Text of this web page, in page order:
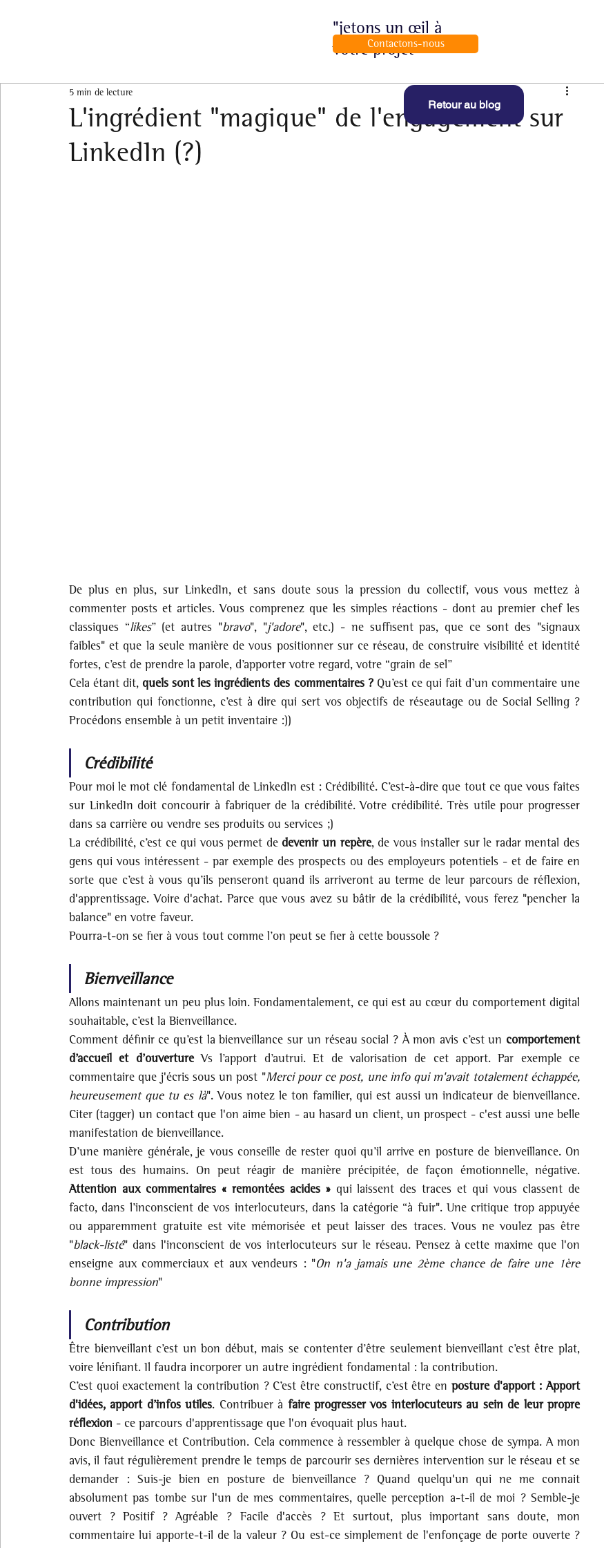
"jetons un œil à
votre projet"
Contactons-nous
L'ingrédient "magique"​ de l'engagement sur
LinkedIn (?)
5 min de lecture
De plus en plus, sur LinkedIn, et sans doute sous la pression du collectif, vous vous mettez à
commenter posts et articles. Vous comprenez que les simples réactions - dont au premier chef les
classiques “likes” (et autres "bravo", "j'adore", etc.) - ne suffisent pas, que ce sont des "signaux
faibles" et que la seule manière de vous positionner sur ce réseau, de construire visibilité et identité
fortes, c’est de prendre la parole, d’apporter votre regard, votre “grain de sel”
Cela étant dit, quels sont les ingrédients des commentaires ? Qu’est ce qui fait d’un commentaire une
contribution qui fonctionne, c’est à dire qui sert vos objectifs de réseautage ou de Social Selling ?
Procédons ensemble à un petit inventaire :))
Crédibilité
Pour moi le mot clé fondamental de LinkedIn est : Crédibilité. C’est-à-dire que tout ce que vous faites
sur LinkedIn doit concourir à fabriquer de la crédibilité. Votre crédibilité. Très utile pour progresser
dans sa carrière ou vendre ses produits ou services ;)
La crédibilité, c’est ce qui vous permet de devenir un repère, de vous installer sur le radar mental des
gens qui vous intéressent - par exemple des prospects ou des employeurs potentiels - et de faire en
sorte que c’est à vous qu’ils penseront quand ils arriveront au terme de leur parcours de réflexion,
d'apprentissage. Voire d'achat. Parce que vous avez su bâtir de la crédibilité, vous ferez "pencher la
balance" en votre faveur.
Pourra-t-on se fier à vous tout comme l’on peut se fier à cette boussole ?
Bienveillance
Allons maintenant un peu plus loin. Fondamentalement, ce qui est au cœur du comportement digital
souhaitable, c’est la Bienveillance.
Comment définir ce qu’est la bienveillance sur un réseau social ? À mon avis c’est un comportement
d’accueil et d’ouverture Vs l’apport d’autrui. Et de valorisation de cet apport. Par exemple ce
commentaire que j'écris sous un post "Merci pour ce post, une info qui m'avait totalement échappée,
heureusement que tu es là". Vous notez le ton familier, qui est aussi un indicateur de bienveillance.
Citer (tagger) un contact que l'on aime bien - au hasard un client, un prospect - c'est aussi une belle
manifestation de bienveillance.
D’une manière générale, je vous conseille de rester quoi qu’il arrive en posture de bienveillance. On
Attention aux commentaires « remontées acides » qui laissent des traces et qui vous classent de
facto, dans l’inconscient de vos interlocuteurs, dans la catégorie “à fuir". Une critique trop appuyée
ou apparemment gratuite est vite mémorisée et peut laisser des traces. Vous ne voulez pas être
"black-listé" dans l'inconscient de vos interlocuteurs sur le réseau. Pensez à cette maxime que l'on
enseigne aux commerciaux et aux vendeurs : "On n'a jamais une 2ème chance de faire une 1ère
bonne impression"
Contribution
Être bienveillant c’est un bon début, mais se contenter d’être seulement bienveillant c’est être plat,
voire lénifiant. Il faudra incorporer un autre ingrédient fondamental : la contribution.
C’est quoi exactement la contribution ? C’est être constructif, c’est être en posture d'apport : Apport
d'idées, apport d’infos utiles. Contribuer à faire progresser vos interlocuteurs au sein de leur propre
réflexion - ce parcours d'apprentissage que l'on évoquait plus haut.
Donc Bienveillance et Contribution. Cela commence à ressembler à quelque chose de sympa. A mon
avis, il faut régulièrement prendre le temps de parcourir ses dernières intervention sur le réseau et se
demander : Suis-je bien en posture de bienveillance ? Quand quelqu'un qui ne me connait
absolument pas tombe sur l'un de mes commentaires, quelle perception a-t-il de moi ? Semble-je
ouvert ? Positif ? Agréable ? Facile d'accès ? Et surtout, plus important sans doute, mon
commentaire lui apporte-t-il de la valeur ? Ou est-ce simplement de l'enfonçage de porte ouverte ?
Retour au blog